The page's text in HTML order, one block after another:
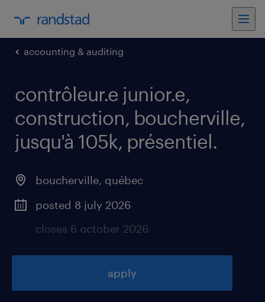
accounting & auditing
contrôleur.e junior.e,
construction, boucherville,
jusqu'à 105k, présentiel.
boucherville, québec
posted 8 july 2026
closes 6 october 2026
apply